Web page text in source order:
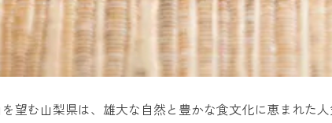
望む山梨県は、雄大な自然と豊かな食文化に恵まれた